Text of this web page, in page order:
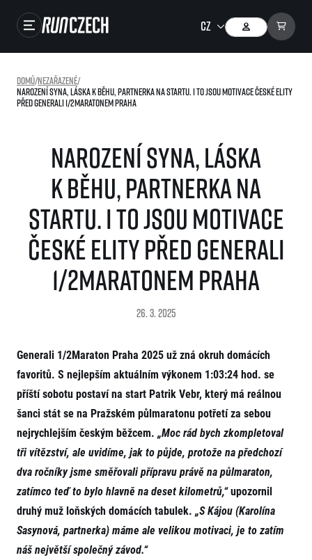
Výsledky
RunCzech Store
Running Mall
Běžecké série
Běžecká liga
O běžecké lize
Jak to funguje
SuperHalfs
projekt SuperHalfs
EuroHeroes Challenge 2026
EuroHeroes Challenge 2025
EuroHeroes Challenge 2024
EuroHeroes Challenge 2023
Systém bodování
O Napoli Running
RunCzech Halfs
Projekt RunCzech Halfs
Pro běžce
Pravidla a všeobecné informace
Vše k pojištění
Přeregistrace na jiného závodníka
Pověření k vyzvednutí čísla
Reklamace výsledků
Vaše Fotografie
Inspirace
Příběhy běžců
RunCzech Story
AIMS Race Calendar
Komunity
RunCzech Kings & Queens
RunCzech Stars
dm rodinná míle
Charita
Seznam neziskových organizací
Běžím pro stromy
Užitečné
Domů/Nezařazené/
Narození syna, láska k běhu, partnerka na startu. I to jsou motivace české elity
před Generali 1/2Maratonem Praha
Narození syna, láska
k běhu, partnerka na
startu. I to jsou motivace
české elity před Generali
1/2Maratonem Praha
26. 3. 2025
Generali 1/2Maraton Praha 2025 už zná okruh domácích
favoritů. S nejlepším aktuálním výkonem 1:03:24 hod. se
příští sobotu postaví na start Patrik Vebr, který má reálnou
šanci stát se na Pražském půlmaratonu potřetí za sebou
nejrychlejším českým běžcem. „Moc rád bych zkompletoval
tři vítězství, ale uvidíme, jak to půjde, protože na předchozí
dva ročníky jsme směřovali přípravu právě na půlmaraton,
zatímco teď to bylo hlavně na deset kilometrů,“upozornil
druhý muž loňských domácích tabulek. „S Kájou (Karolína
Sasynová, partnerka) máme ale velikou motivaci, je to zatím
náš největší společný závod.“